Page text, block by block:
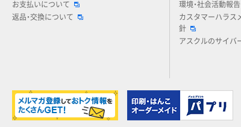
お支払いについて
返品・交換について
環境・社会活動報告
カスタマーハラス
針
アスクルのサイバ